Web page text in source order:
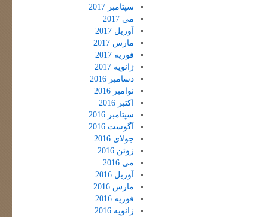
سپتامبر 2017
می 2017
آوریل 2017
مارس 2017
فوریه 2017
ژانویه 2017
دسامبر 2016
نوامبر 2016
اکتبر 2016
سپتامبر 2016
آگوست 2016
جولای 2016
ژوئن 2016
می 2016
آوریل 2016
مارس 2016
فوریه 2016
ژانویه 2016